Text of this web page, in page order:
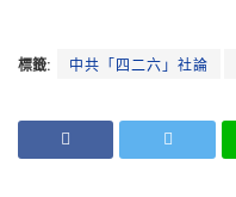
標籤: 中共「四二六」社論